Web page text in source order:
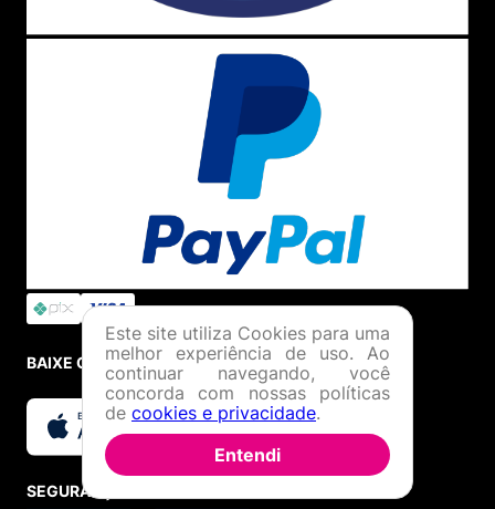
BAIXE O APP
SEGURANÇA E CREDIBILIDADE
Este site utiliza Cookies para uma
melhor experiência de uso. Ao
continuar navegando, você
concorda com nossas políticas
de cookies e privacidade.
Entendi